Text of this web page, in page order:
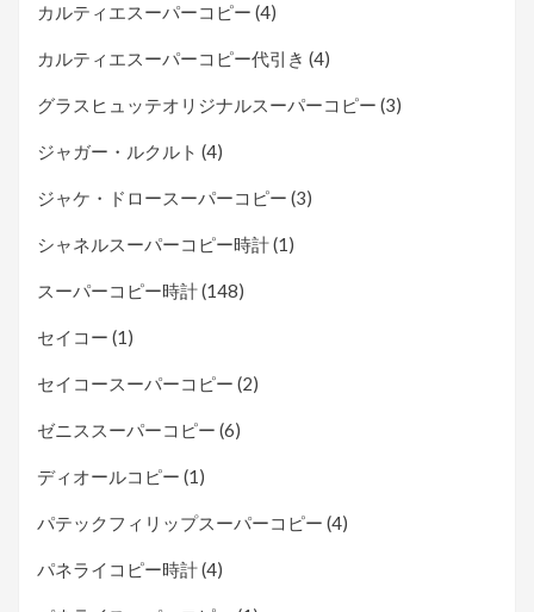
カルティエスーパーコピー (4)
カルティエスーパーコピー代引き (4)
グラスヒュッテオリジナルスーパーコピー (3)
ジャガー・ルクルト (4)
ジャケ・ドロースーパーコピー (3)
シャネルスーパーコピー時計(1)
スーパーコピー時計(148)
セイコー (1)
セイコースーパーコピー (2)
ゼニススーパーコピー (6)
ディオールコピー (1)
パテックフィリップスーパーコピー (4)
パネライコピー時計(4)